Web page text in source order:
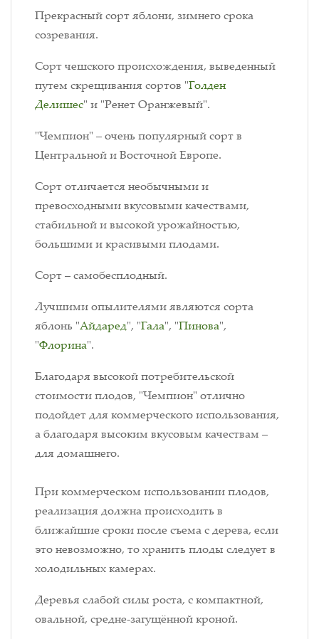
Прекрасный сорт яблони, зимнего срока
созревания.
Сорт чешского происхождения, выведенный
путем скрещивания сортов "Голден
Делишес" и "Ренет Оранжевый".
"Чемпион" – очень популярный сорт в
Центральной и Восточной Европе.
Сорт отличается необычными и
превосходными вкусовыми качествами,
стабильной и высокой урожайностью,
большими и красивыми плодами.
Сорт – самобесплодный.
Лучшими опылителями являются сорта
яблонь "Айдаред", "Гала", "Пинова",
"Флорина".
Благодаря высокой потребительской
стоимости плодов, "Чемпион" отлично
подойдет для коммерческого использования,
а благодаря высоким вкусовым качествам –
для домашнего.
При коммерческом использовании плодов,
реализация должна происходить в
ближайшие сроки после съема с дерева, если
это невозможно, то хранить плоды следует в
холодильных камерах.
Деревья слабой силы роста, с компактной,
овальной, средне-загущённой кроной.